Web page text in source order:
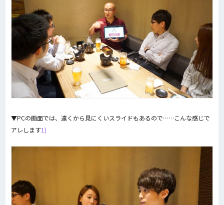
▼PCの画面では、遠くから見にくいスライドもあるので……こんな感じで
アレします1)